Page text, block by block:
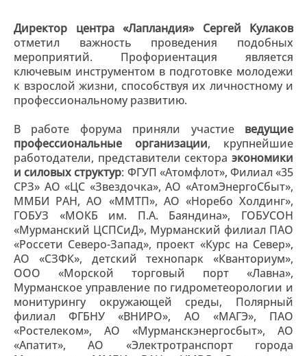
Директор центра «Лапландия» Сергей Кулаков
отметил важность проведения подобных
мероприятий. Профориентация является
ключевым инструментом в подготовке молодежи
к взрослой жизни, способствуя их личностному и
профессиональному развитию.
В работе форума приняли участие ведущие
профессиональные организации, крупнейшие
работодатели, представители сектора экономики
и силовых структур: ФГУП «Атомфлот», Филиал «35
СРЗ» АО «ЦС «Звездочка», АО «АтомЭнергоСбыт»,
ММБИ РАН, АО «ММТП», АО «Норебо Холдинг»,
ГОБУЗ «МОКБ им. П.А. Баяндина», ГОБУСОН
«Мурманский ЦСПСиД», Мурманский филиал ПАО
«Россети Северо-Запад», проект «Курс на Север»,
АО «СЗФК», детский технопарк «Кванториум»,
ООО «Морской торговый порт «Лавна»,
Мурманское управление по гидрометеорологии и
монитурингу окружающей среды, Полярный
филиал ФГБНУ «ВНИРО», АО «МАГЭ», ПАО
«Ростелеком», АО «Мурманскэнергосбыт», АО
«Апатит», АО «Электротранспорт города